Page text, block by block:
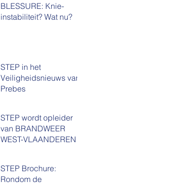
BLESSURE: Knie-
instabiliteit? Wat nu?
STEP in het
Veiligheidsnieuws van
Prebes
STEP wordt opleider
van BRANDWEER
WEST-VLAANDEREN
STEP Brochure:
Rondom de